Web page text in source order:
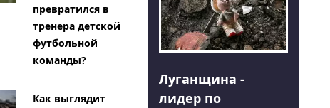
превратился в
тренера детской
футбольной
команды?
Как выглядит
Луганщина -
лидер по